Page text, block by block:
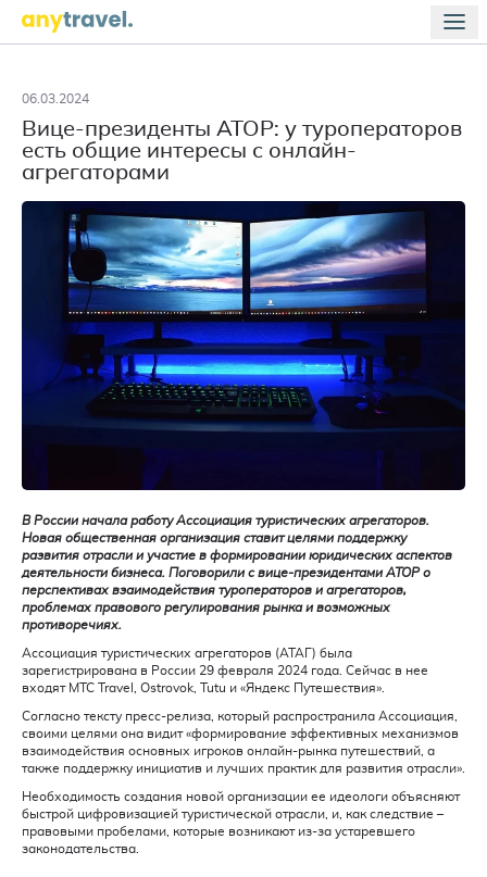
06.03.2024
Вице-президенты АТОР: у туроператоров
есть общие интересы с онлайн-
агрегаторами
В России начала работуАссоциация туристических агрегаторов.
Новая общественная организация ставит целями поддержку
развития отрасли и участие в формировании юридических аспектов
деятельности бизнеса. Поговорили с вице-президентами АТОР о
перспективах взаимодействия туроператоров и агрегаторов,
проблемах правового регулирования рынка и возможных
противоречиях.
Ассоциация туристических агрегаторов (АТАГ) была
зарегистрирована в России 29 февраля 2024 года. Сейчас в нее
входят МТС Travel, Ostrovok, Tutu и «Яндекс Путешествия».
Согласно тексту пресс-релиза, который распространила Ассоциация,
своими целями она видит «формирование эффективных механизмов
взаимодействия основных игроков онлайн-рынка путешествий, а
также поддержку инициатив и лучших практик для развития отрасли».
Необходимость создания новой организации ее идеологи объясняют
быстрой цифровизацией туристической отрасли, и, как следствие –
правовыми пробелами, которые возникают из-за устаревшего
законодательства.